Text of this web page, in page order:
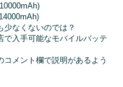
少なくないのでは？
で入手可能なモバイルバッテ
メント欄で説明があるよう